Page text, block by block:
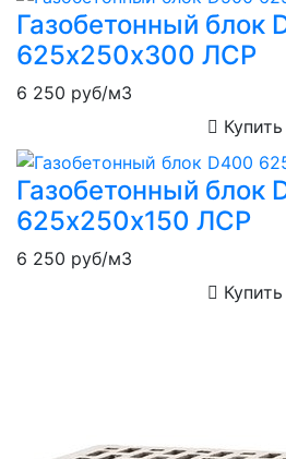
Газобетонный блок
625х250х300 ЛСР
6 250 руб/м3
Купить
Газобетонный блок
625х250х150 ЛСР
6 250 руб/м3
Купить